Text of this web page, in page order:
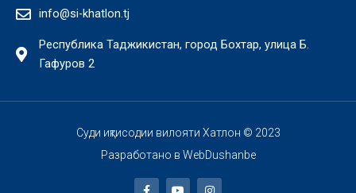
info@si-khatlon.tj
Республика Таджикистан, город Бохтар, улица Б.
Гафуров 2
Суди иқтисодии вилояти Хатлон © 2023
Разработано в WebDushanbe
F
Y
I